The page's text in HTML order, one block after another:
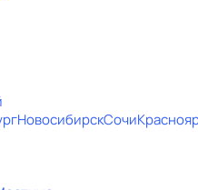
НовосибирскСочи